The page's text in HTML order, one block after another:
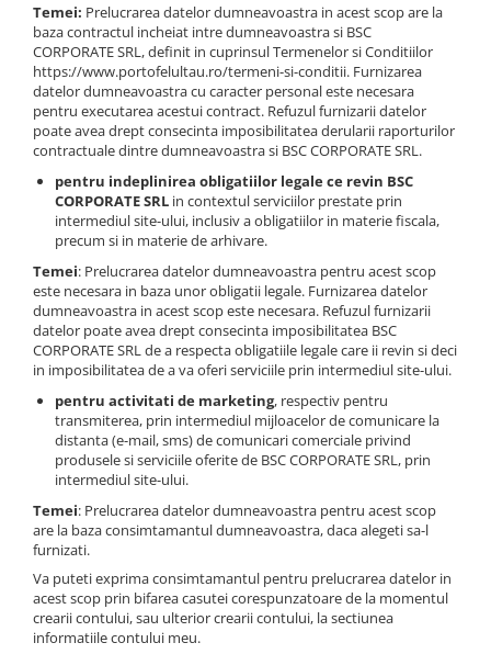
Temei: Prelucrarea datelor dumneavoastra in acest scop are la
baza contractul incheiat intre dumneavoastra si BSC
CORPORATE SRL, definit in cuprinsul Termenelor si Conditiilor
https://www.portofelultau.ro/termeni-si-conditii. Furnizarea
datelor dumneavoastra cu caracter personal este necesara
pentru executarea acestui contract. Refuzul furnizarii datelor
poate avea drept consecinta imposibilitatea derularii raporturilor
contractuale dintre dumneavoastra si BSC CORPORATE SRL.
pentru indeplinirea obligatiilor legale ce revin BSC
CORPORATE SRL in contextul serviciilor prestate prin
intermediul site-ului, inclusiv a obligatiilor in materie fiscala,
precum si in materie de arhivare.
Temei: Prelucrarea datelor dumneavoastra pentru acest scop
este necesara in baza unor obligatii legale. Furnizarea datelor
dumneavoastra in acest scop este necesara. Refuzul furnizarii
datelor poate avea drept consecinta imposibilitatea BSC
CORPORATE SRL de a respecta obligatiile legale care ii revin si deci
in imposibilitatea de a va oferi serviciile prin intermediul site-ului.
pentru activitati de marketing, respectiv pentru
transmiterea, prin intermediul mijloacelor de comunicare la
distanta (e-mail, sms) de comunicari comerciale privind
produsele si serviciile oferite de BSC CORPORATE SRL, prin
intermediul site-ului.
Temei: Prelucrarea datelor dumneavoastra pentru acest scop
are la baza consimtamantul dumneavoastra, daca alegeti sa-l
furnizati.
Va puteti exprima consimtamantul pentru prelucrarea datelor in
acest scop prin bifarea casutei corespunzatoare de la momentul
crearii contului, sau ulterior crearii contului, la sectiunea
informatiile contului meu.